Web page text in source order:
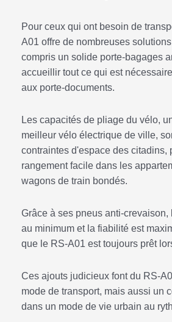
Pour ceux qui ont besoin de
A01 offre de nombreuses
compris un solide porte-bagages
accueillir tout ce qui est
aux porte-documents.
Les capacités de pliage du vélo,
meilleur vélo électrique de ville,
contraintes d'espace des citadins,
rangement facile dans les
wagons de train bondés.
Grâce à ses pneus anti-crevaison,
au minimum et la fiabilité est
que le RS-A01 est toujours prêt
Ces ajouts judicieux font du RS-
mode de transport, mais aussi un
dans un mode de vie urbain au